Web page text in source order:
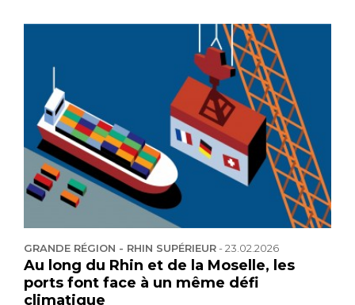
GRANDE RÉGION - RHIN SUPÉRIEUR-23.02.2026
Au long du Rhin et de la Moselle, les
ports font face à un même défi
climatique